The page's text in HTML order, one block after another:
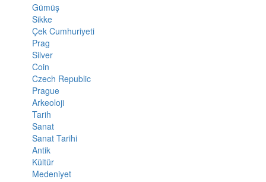
Gümüş
Sikke
Çek Cumhuriyeti
Prag
Silver
Coin
Czech Republic
Prague
Arkeoloji
Tarih
Sanat
Sanat Tarihi
Antik
Kültür
Medeniyet